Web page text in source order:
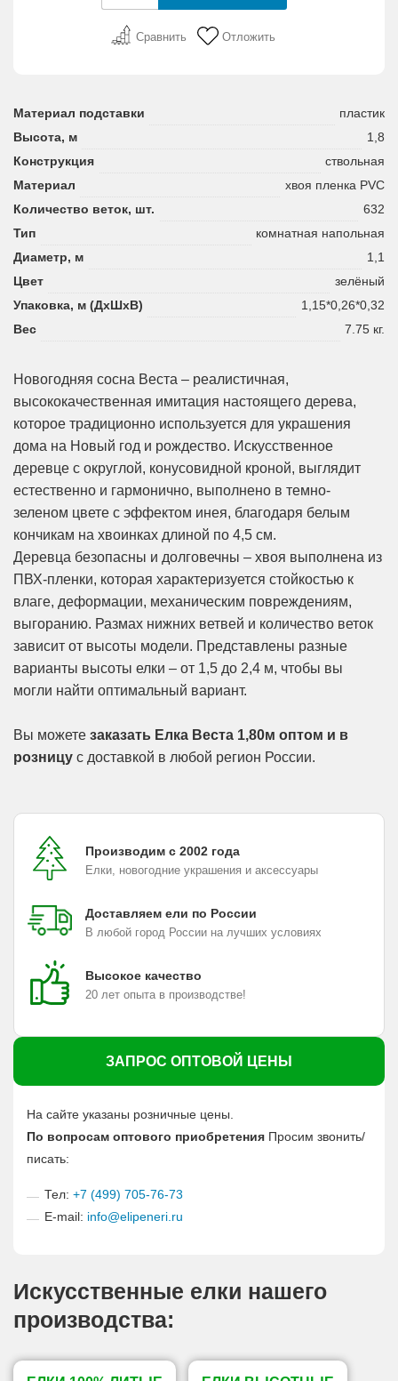
Сравнить Отложить
Материал подставки
пластик
Высота, м
1,8
Конструкция
ствольная
Материал
хвоя пленка PVC
Количество веток, шт.
632
Тип
комнатная напольная
Диаметр, м
1,1
Цвет
зелёный
Упаковка, м (ДхШхВ)
1,15*0,26*0,32
Вес
7.75 кг.
Новогодняя сосна Веста – реалистичная,
высококачественная имитация настоящего дерева,
которое традиционно используется для украшения
дома на Новый год и рождество. Искусственное
деревце с округлой, конусовидной кроной, выглядит
естественно и гармонично, выполнено в темно-
зеленом цвете с эффектом инея, благодаря белым
кончикам на хвоинках длиной по 4,5 см.
Деревца безопасны и долговечны – хвоя выполнена из
ПВХ-пленки, которая характеризуется стойкостью к
влаге, деформации, механическим повреждениям,
выгоранию. Размах нижних ветвей и количество веток
зависит от высоты модели. Представлены разные
варианты высоты елки – от 1,5 до 2,4 м, чтобы вы
могли найти оптимальный вариант.
Вы можете заказать Елка Веста 1,80м оптом и в
розницу с доставкой в любой регион России.
Производим с 2002 года
Елки, новогодние украшения и аксессуары
Доставляем ели по России
В любой город России на лучших условиях
Высокое качество
20 лет опыта в производстве!
ЗАПРОС ОПТОВОЙ ЦЕНЫ
На сайте указаны розничные цены.
По вопросам оптового приобретения Просим звонить/
писать:
Тел: +7 (499) 705-76-73
E-mail: info@elipeneri.ru
Искусственные елки нашего
производства:
СЕРТИФИКАТЫ